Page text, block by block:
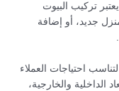
تركيب البيوت
جديد، أو إضافة
احتياجات العملاء
الداخلية والخارجية،